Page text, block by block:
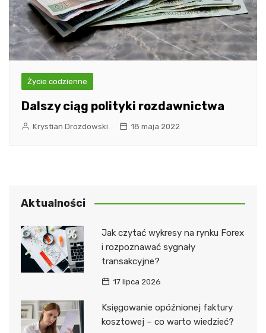
Życie codzienne
Dalszy ciąg polityki rozdawnictwa
Krystian Drozdowski 18 maja 2022
Aktualności
Jak czytać wykresy na rynku Forex
i rozpoznawać sygnały
transakcyjne?
17 lipca 2026
Księgowanie opóźnionej faktury
kosztowej – co warto wiedzieć?